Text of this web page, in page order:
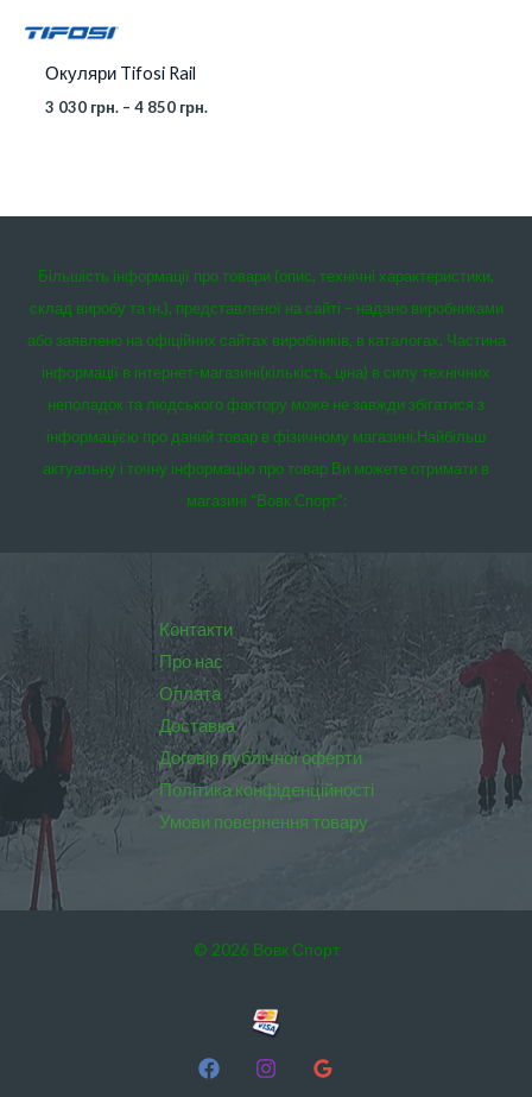
Окуляри Tifosi Rail
3 030 грн. – 4 850 грн.
Більшість інформації про товари (опис, технічні характеристики,
склад виробу та ін.), представленої на сайті – надано виробниками
або заявлено на офіційних сайтах виробників, в каталогах. Частина
інформації в інтернет-магазині(кількість, ціна) в силу технічних
неполадок та людського фактору може не завжди збігатися з
інформацією про даний товар в фізичному магазині.Найбільш
актуальну і точну інформацію про товар Ви можете отримати в
магазині “Вовк Спорт”:
Контакти
Про нас
Оплата
Доставка
Договір публічної оферти
Політика конфіденційності
Умови повернення товару
© 2026 Вовк Спорт